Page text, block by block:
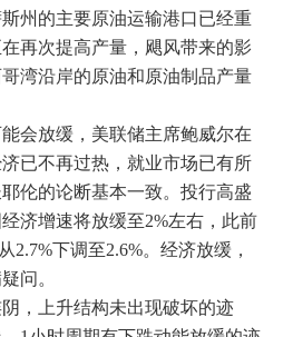
州的主要原油运输港口已经重
再次提高产量，飓风带来的影
湾沿岸的原油和原油制品产量
会放缓，美联储主席鲍威尔在
已不再过热，就业市场已有所
伦的论断基本一致。投行高盛
济增速将放缓至2%左右，此前
2.7%下调至2.6%。经济放缓，
问。
，上升结构未出现破坏的迹